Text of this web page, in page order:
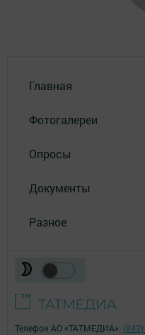
Главная
Фотогалереи
Опросы
Документы
Разное
Телефон АО «ТАТМЕДИА»: